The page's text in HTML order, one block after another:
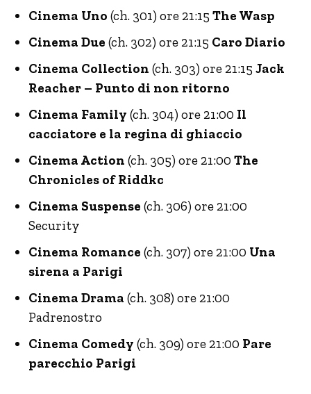
Cinema Uno (ch. 301) ore 21:15 The Wasp
Cinema Due (ch. 302) ore 21:15 Caro Diario
Cinema Collection (ch. 303) ore 21:15 Jack
Reacher – Punto di non ritorno
Cinema Family (ch. 304) ore 21:00 Il
cacciatore e la regina di ghiaccio
Cinema Action (ch. 305) ore 21:00 The
Chronicles of Riddkc
Cinema Suspense (ch. 306) ore 21:00
Security
Cinema Romance (ch. 307) ore 21:00 Una
sirena a Parigi
Cinema Drama (ch. 308) ore 21:00
Padrenostro
Cinema Comedy (ch. 309) ore 21:00 Pare
parecchio Parigi